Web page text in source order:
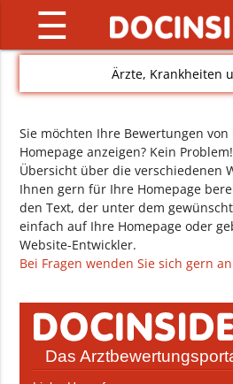
☰
Ärzte, Krankheiten
Sie möchten Ihre Bewertungen
Homepage anzeigen? Kein
Übersicht über die verschiedenen
Ihnen gern für Ihre Homepage
den Text, der unter dem
einfach auf Ihre Homepage oder
Website-Entwickler.
Bei Fragen wenden Sie sich gern